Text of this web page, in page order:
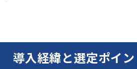
導入経緯と選定ポイン